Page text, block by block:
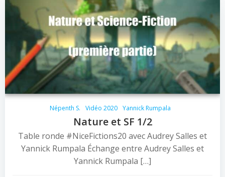
Népenth S. Vidéo 2020 Yannick Rumpala
Nature et SF 1/2
Table ronde #NiceFictions20 avec Audrey Salles et
Yannick Rumpala Échange entre Audrey Salles et
Yannick Rumpala […]